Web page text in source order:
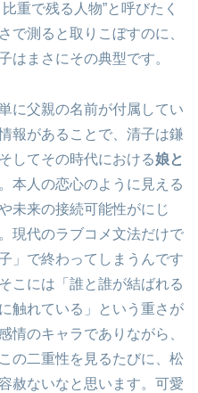
重で残る人物”と呼びたく
で測ると取りこぼすのに、
はまさにその典型です。
に父親の名前が付属してい
報があることで、清子は鎌
そしてその時代における娘と
本人の恋心のように見える
未来の接続可能性がにじ
現代のラブコメ文法だけで
」で終わってしまうんです
こには「誰と誰が結ばれる
触れている」という重さが
情のキャラでありながら、
の二重性を見るたびに、松
赦ないなと思います。可愛